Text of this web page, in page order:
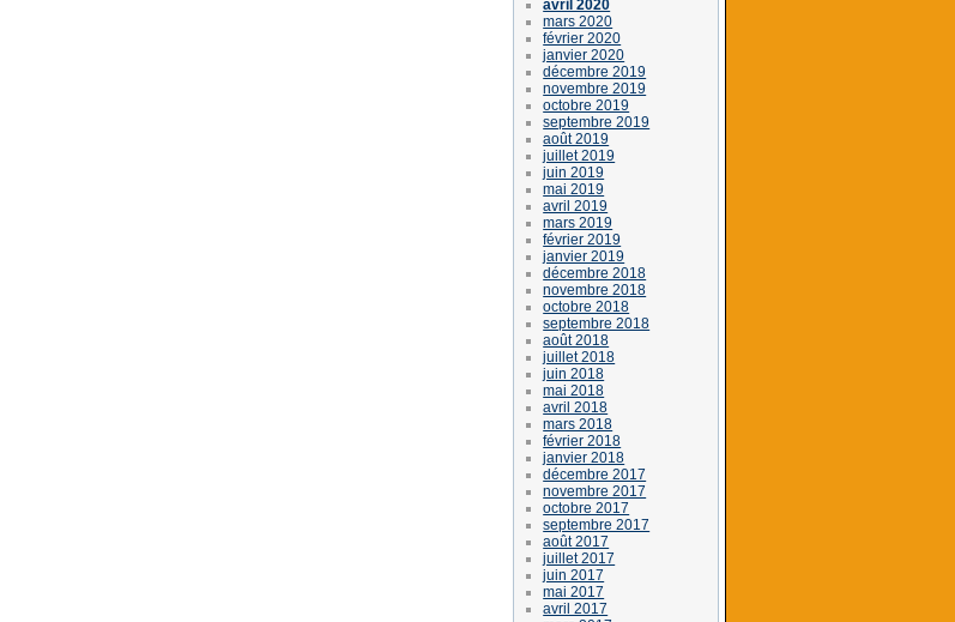
avril 2020
mars 2020
février 2020
janvier 2020
décembre 2019
novembre 2019
octobre 2019
septembre 2019
août 2019
juillet 2019
juin 2019
mai 2019
avril 2019
mars 2019
février 2019
janvier 2019
décembre 2018
novembre 2018
octobre 2018
septembre 2018
août 2018
juillet 2018
juin 2018
mai 2018
avril 2018
mars 2018
février 2018
janvier 2018
décembre 2017
novembre 2017
octobre 2017
septembre 2017
août 2017
juillet 2017
juin 2017
mai 2017
avril 2017